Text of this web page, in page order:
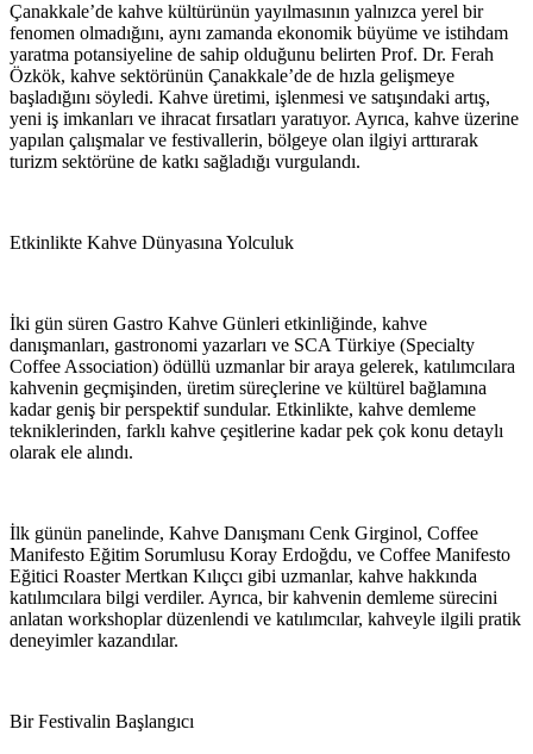
Çanakkale’de kahve kültürünün yayılmasının yalnızca yerel bir
fenomen olmadığını, aynı zamanda ekonomik büyüme ve istihdam
yaratma potansiyeline de sahip olduğunu belirten Prof. Dr. Ferah
Özkök, kahve sektörünün Çanakkale’de de hızla gelişmeye
başladığını söyledi. Kahve üretimi, işlenmesi ve satışındaki artış,
yeni iş imkanları ve ihracat fırsatları yaratıyor. Ayrıca, kahve üzerine
yapılan çalışmalar ve festivallerin, bölgeye olan ilgiyi arttırarak
turizm sektörüne de katkı sağladığı vurgulandı.
Etkinlikte Kahve Dünyasına Yolculuk
İki gün süren Gastro Kahve Günleri etkinliğinde, kahve
danışmanları, gastronomi yazarları ve SCA Türkiye (Specialty
Coffee Association) ödüllü uzmanlar bir araya gelerek, katılımcılara
kahvenin geçmişinden, üretim süreçlerine ve kültürel bağlamına
kadar geniş bir perspektif sundular. Etkinlikte, kahve demleme
tekniklerinden, farklı kahve çeşitlerine kadar pek çok konu detaylı
olarak ele alındı.
İlk günün panelinde, Kahve Danışmanı Cenk Girginol, Coffee
Manifesto Eğitim Sorumlusu Koray Erdoğdu, ve Coffee Manifesto
Eğitici Roaster Mertkan Kılıçcı gibi uzmanlar, kahve hakkında
katılımcılara bilgi verdiler. Ayrıca, bir kahvenin demleme sürecini
anlatan workshoplar düzenlendi ve katılımcılar, kahveyle ilgili pratik
deneyimler kazandılar.
Bir Festivalin Başlangıcı